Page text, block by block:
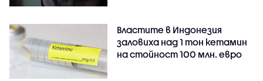
Властите в Индонезия
заловиха над 1 тон кетамин
на стойност 100 млн. евро